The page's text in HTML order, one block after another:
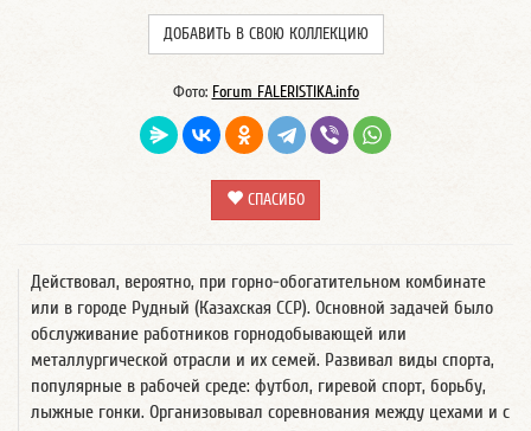
ДОБАВИТЬ В СВОЮ КОЛЛЕКЦИЮ
Фото: Forum FALERISTIKA.info
СПАСИБО
Действовал, вероятно, при горно-обогатительном комбинате
или в городе Рудный (Казахская ССР). Основной задачей было
обслуживание работников горнодобывающей или
металлургической отрасли и их семей. Развивал виды спорта,
популярные в рабочей среде: футбол, гиревой спорт, борьбу,
лыжные гонки. Организовывал соревнования между цехами и с